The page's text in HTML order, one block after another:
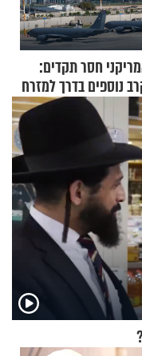
חסר תקדים:
נוספים בדרך למזרח